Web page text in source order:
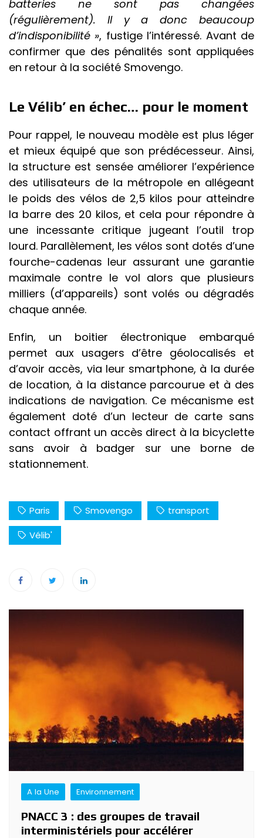
batteries ne sont pas changées
(régulièrement). Il y a donc beaucoup
d’indisponibilité », fustige l’intéressé. Avant de
confirmer que des pénalités sont appliquées
en retour à la société Smovengo.
Le Vélib’ en échec… pour le moment
Pour rappel, le nouveau modèle est plus léger
et mieux équipé que son prédécesseur. Ainsi,
la structure est sensée améliorer l’expérience
des utilisateurs de la métropole en allégeant
le poids des vélos de 2,5 kilos pour atteindre
la barre des 20 kilos, et cela pour répondre à
une incessante critique jugeant l’outil trop
lourd. Parallèlement, les vélos sont dotés d’une
fourche-cadenas leur assurant une garantie
maximale contre le vol alors que plusieurs
milliers (d’appareils) sont volés ou dégradés
chaque année.
Enfin, un boitier électronique embarqué
permet aux usagers d’être géolocalisés et
d’avoir accès, via leur smartphone, à la durée
de location, à la distance parcourue et à des
indications de navigation. Ce mécanisme est
également doté d’un lecteur de carte sans
contact offrant un accès direct à la bicyclette
sans avoir à badger sur une borne de
stationnement.
Paris Smovengo
transport
Vélib'
Navigation
de
l’article
A la Une Environnement
PNACC 3 : des groupes de travail
interministériels pour accélérer